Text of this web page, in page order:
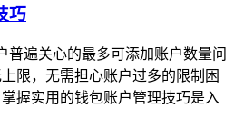
巧
普遍关心的最多可添加账户数量问
限，无需担心账户过多的限制困
握实用的钱包账户管理技巧是入